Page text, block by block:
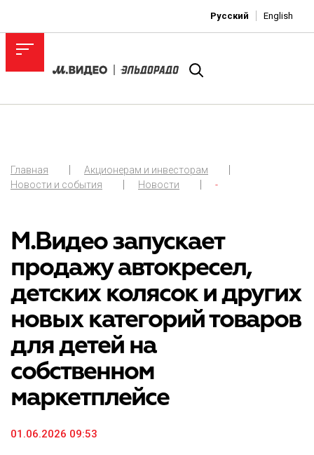
Русский English
Главная
Акционерам и инвесторам
Новости и события
Новости -
М.Видео запускает
продажу автокресел,
детских колясок и других
новых категорий товаров
для детей на
собственном
маркетплейсе
01.06.2026 09:53